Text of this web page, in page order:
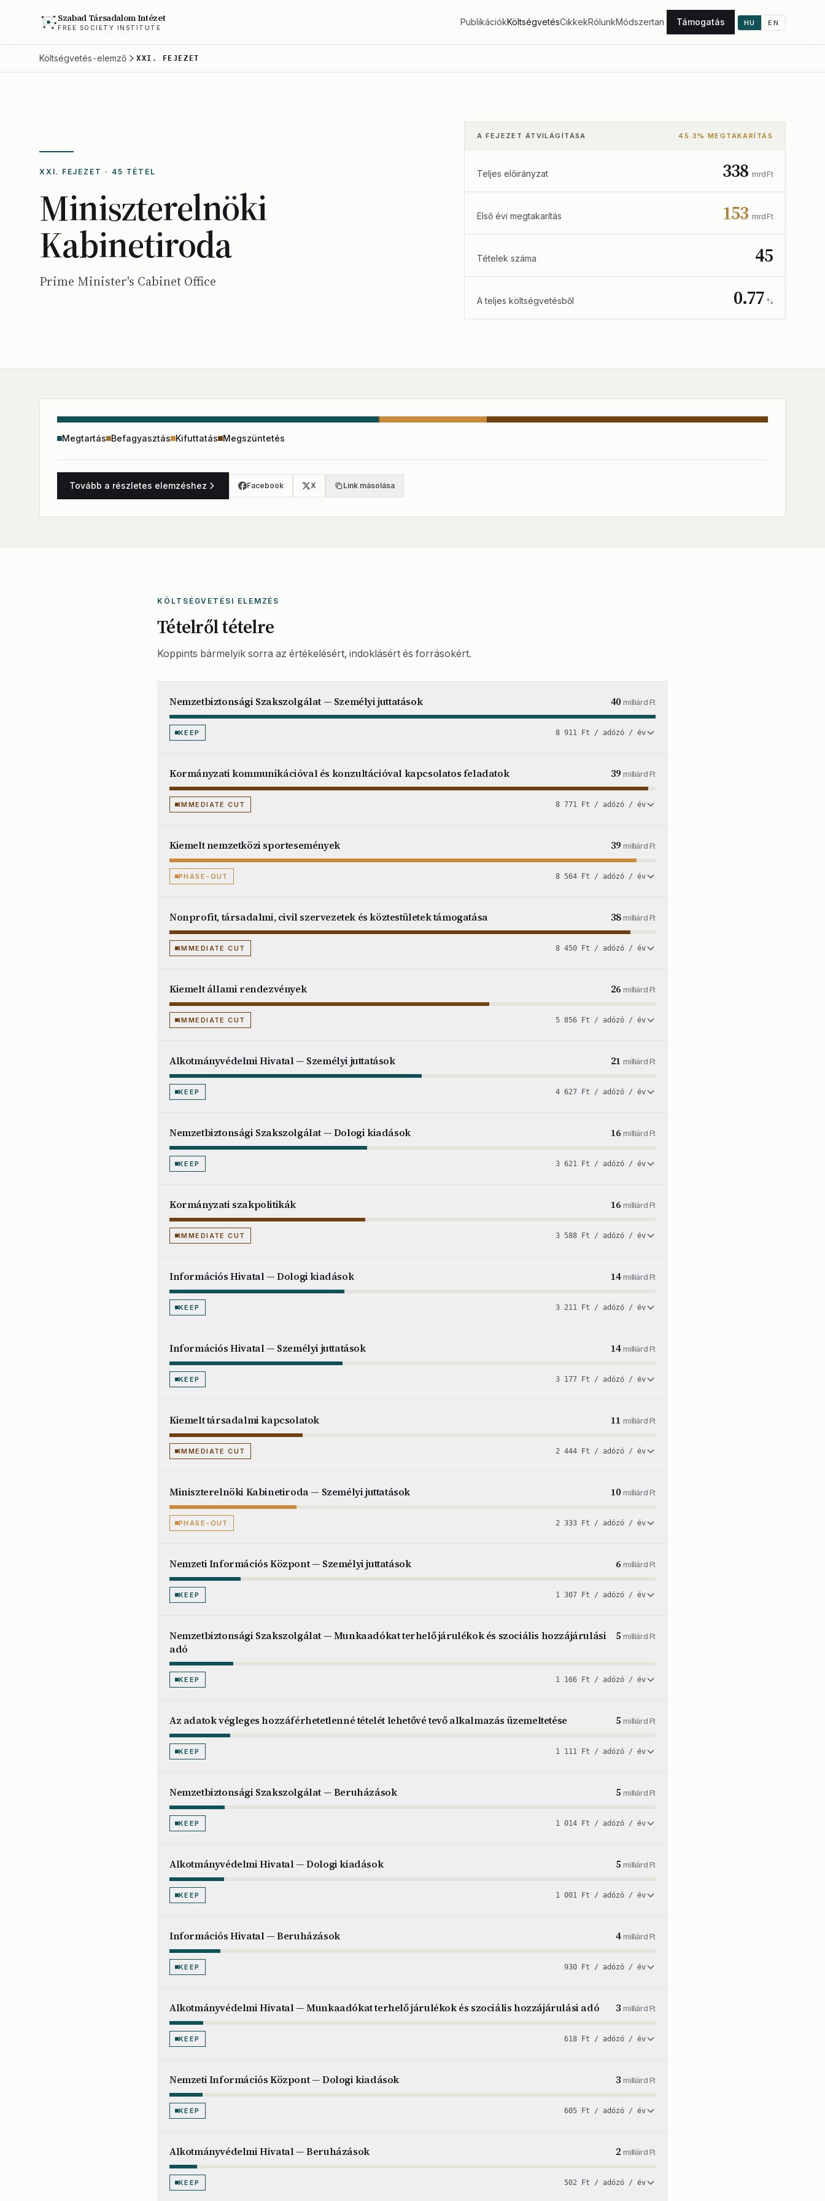
Szabad Társadalom Intézet
FREE SOCIETY INSTITUTE
PublikációkKöltségvetésCikkekRólunkMódszertan Támogatás HU EN
Költségvetés-elemző XXI. FEJEZET
XXI. FEJEZET · 45 TÉTEL
Miniszterelnöki
Kabinetiroda
Prime Minister's Cabinet Office
A FEJEZET ÁTVILÁGÍTÁSA 45.3% MEGTAKARÍTÁS
Teljes előirányzat 338 mrd Ft
Első évi megtakarítás 153 mrd Ft
Tételek száma 45
A teljes költségvetésből 0.77 %
Megtartás Befagyasztás Kifuttatás Megszüntetés
Tovább a részletes elemzéshez Facebook X Link másolása
KÖLTSÉGVETÉSI ELEMZÉS
Tételről tételre
Koppints bármelyik sorra az értékelésért, indoklásért és forrásokért.
Nemzetbiztonsági Szakszolgálat — Személyi juttatások 40milliárd Ft
KEEP 8 911 Ft / adózó / év
Kormányzati kommunikációval és konzultációval kapcsolatos feladatok 39milliárd Ft
IMMEDIATE CUT 8 771 Ft / adózó / év
Kiemelt nemzetközi sportesemények 39milliárd Ft
PHASE-OUT 8 564 Ft / adózó / év
Nonprofit, társadalmi, civil szervezetek és köztestületek támogatása 38milliárd Ft
IMMEDIATE CUT 8 450 Ft / adózó / év
Kiemelt állami rendezvények 26milliárd Ft
IMMEDIATE CUT 5 856 Ft / adózó / év
Alkotmányvédelmi Hivatal — Személyi juttatások 21milliárd Ft
KEEP 4 627 Ft / adózó / év
Nemzetbiztonsági Szakszolgálat — Dologi kiadások 16milliárd Ft
KEEP 3 621 Ft / adózó / év
Kormányzati szakpolitikák 16milliárd Ft
IMMEDIATE CUT 3 588 Ft / adózó / év
Információs Hivatal — Dologi kiadások 14milliárd Ft
KEEP 3 211 Ft / adózó / év
Információs Hivatal — Személyi juttatások 14milliárd Ft
KEEP 3 177 Ft / adózó / év
Kiemelt társadalmi kapcsolatok 11milliárd Ft
IMMEDIATE CUT 2 444 Ft / adózó / év
Miniszterelnöki Kabinetiroda — Személyi juttatások 10milliárd Ft
PHASE-OUT 2 333 Ft / adózó / év
Nemzeti Információs Központ — Személyi juttatások 6milliárd Ft
KEEP 1 307 Ft / adózó / év
Nemzetbiztonsági Szakszolgálat — Munkaadókat terhelő járulékok és szociális hozzájárulási
adó
5milliárd Ft
KEEP 1 166 Ft / adózó / év
Az adatok végleges hozzáférhetetlenné tételét lehetővé tevő alkalmazás üzemeltetése 5milliárd Ft
KEEP 1 111 Ft / adózó / év
Nemzetbiztonsági Szakszolgálat — Beruházások 5milliárd Ft
KEEP 1 014 Ft / adózó / év
Alkotmányvédelmi Hivatal — Dologi kiadások 5milliárd Ft
KEEP 1 001 Ft / adózó / év
Információs Hivatal — Beruházások 4milliárd Ft
KEEP 930 Ft / adózó / év
Alkotmányvédelmi Hivatal — Munkaadókat terhelő járulékok és szociális hozzájárulási adó 3milliárd Ft
KEEP 618 Ft / adózó / év
Nemzeti Információs Központ — Dologi kiadások 3milliárd Ft
KEEP 605 Ft / adózó / év
Alkotmányvédelmi Hivatal — Beruházások 2milliárd Ft
KEEP 502 Ft / adózó / év